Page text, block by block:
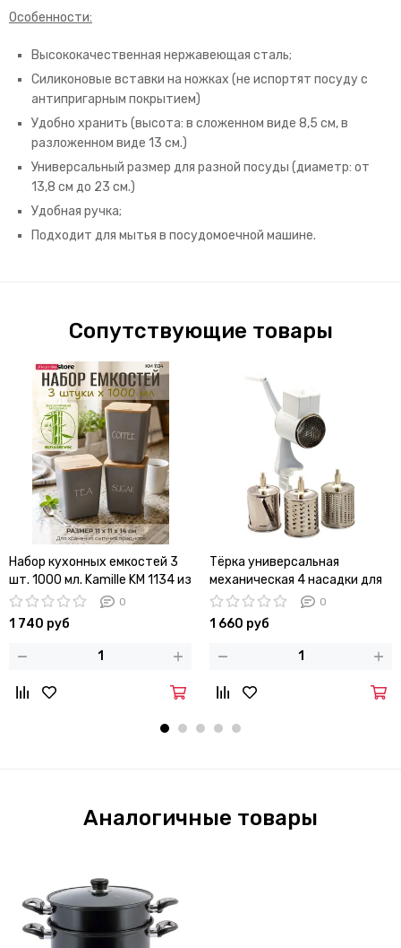
Особенности:
Высококачественная нержавеющая сталь;
Силиконовые вставки на ножках (не испортят посуду с
антипригарным покрытием)
Удобно хранить (высота: в сложенном виде 8,5 см, в
разложенном виде 13 см.)
Универсальный размер для разной посуды (диаметр: от
13,8 см до 23 см.)
Удобная ручка;
Подходит для мытья в посудомоечной машине.
Сопутствующие товары
Набор кухонных емкостей 3
шт. 1000 мл. Kamille KM 1134 из
бамбукового волокна с
крышками
0
1 740 руб
Тёрка универсальная
механическая 4 насадки для
овощей Kamille KM-6503
0
1 660 руб
Аналогичные товары